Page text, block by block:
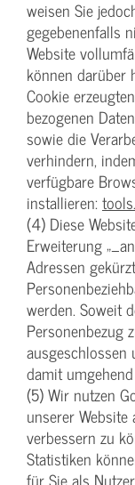
weisen Sie
gegebenenfalls
Website
können darüber
Cookie
bezogenen
sowie die
verhindern,
verfügbare
installieren:
(4) Diese
Erweiterung
Adressen
werden. Soweit
Personenbezug
ausgeschlossen
damit
(5) Wir nutzen
unserer
verbessern zu
Statistiken